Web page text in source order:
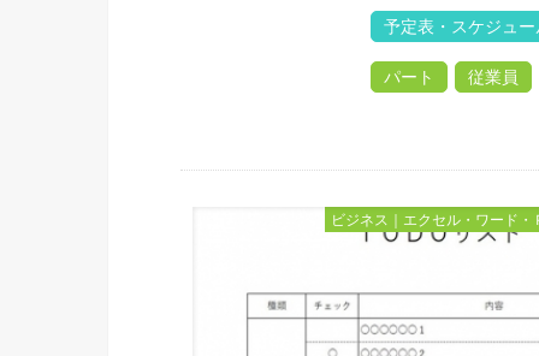
予定表・スケジュ
パート 従業員
ビジネス｜エクセル・ワード